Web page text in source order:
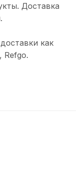
Доставка
как
Refgo.